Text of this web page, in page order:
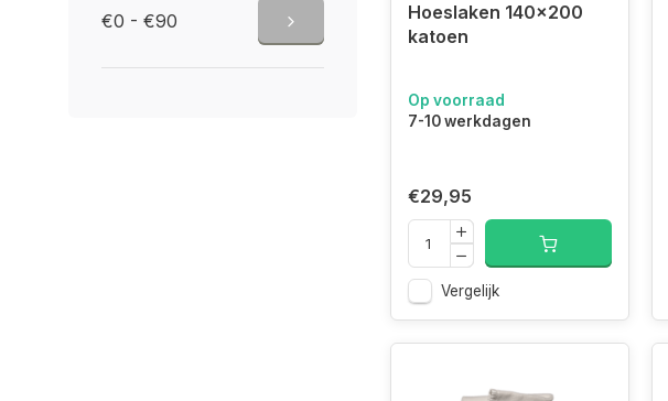
€0 - €90
Hoeslaken 140x200
katoen
Op voorraad
7-10 werkdagen
€29,95
Vergelijk